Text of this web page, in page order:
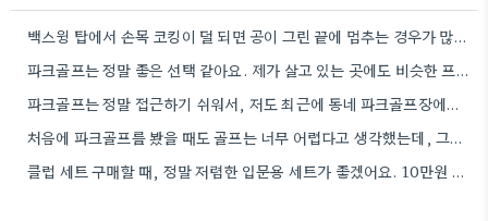
백스윙 탑에서 손목 코킹이 덜 되면 공이 그린 끝에 멈추는 경우가 많더라고요. 숏게임의 핵심은 정확한…
파크골프는 정말 좋은 선택 같아요. 제가 살고 있는 곳에도 비슷한 프로그램이 있으면 좋겠어요.
파크골프는 정말 접근하기 쉬워서, 저도 최근에 동네 파크골프장에서 한 번 해봤어요. 처음에는 좀 어색했지만, 다들…
처음에 파크골프를 봤을 때도 골프는 너무 어렵다고 생각했는데, 그렇게 접근하기 쉬운 운동이 있었다니 신기하네요.
클럽 세트 구매할 때, 정말 저렴한 입문용 세트가 좋겠어요. 10만원 정도면 스윙 폼 연습에 충분할…